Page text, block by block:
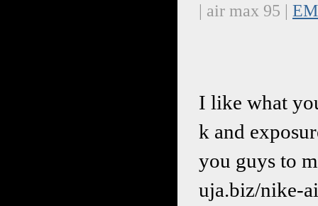
| air max 95 |
I like what
k and
you guys to
uja.biz/nike-